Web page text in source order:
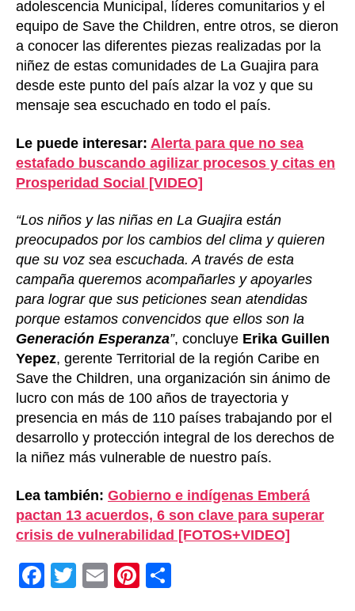
adolescencia Municipal, líderes comunitarios y el
equipo de Save the Children, entre otros, se dieron
a conocer las diferentes piezas realizadas por la
niñez de estas comunidades de La Guajira para
desde este punto del país alzar la voz y que su
mensaje sea escuchado en todo el país.
Le puede interesar: Alerta para que no sea
estafado buscando agilizar procesos y citas en
Prosperidad Social [VIDEO]
“Los niños y las niñas en La Guajira están
preocupados por los cambios del clima y quieren
que su voz sea escuchada. A través de esta
campaña queremos acompañarles y apoyarles
para lograr que sus peticiones sean atendidas
porque estamos convencidos que ellos son la
Generación Esperanza”, concluye Erika Guillen
Yepez, gerente Territorial de la región Caribe en
Save the Children, una organización sin ánimo de
lucro con más de 100 años de trayectoria y
presencia en más de 110 países trabajando por el
desarrollo y protección integral de los derechos de
la niñez más vulnerable de nuestro país.
Lea también: Gobierno e indígenas Emberá
pactan 13 acuerdos, 6 son clave para superar
crisis de vulnerabilidad [FOTOS+VIDEO]
F
T
E
Pi